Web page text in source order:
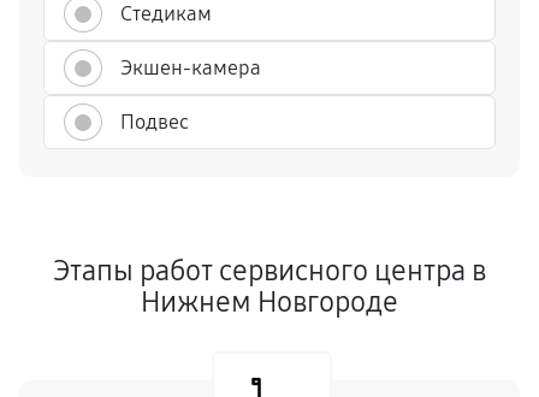
Стедикам
Экшен-камера
Подвес
Этапы работ сервисного центра в
Нижнем Новгороде